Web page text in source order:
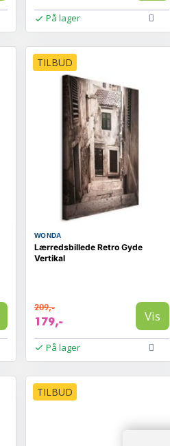
På lager
TILBUD
WONDA
Lærredsbillede Retro Gyde
Vertikal
209,-
179,- Vis
På lager
TILBUD